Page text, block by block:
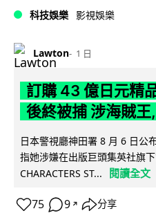
科技娛樂 影視娛樂
Lawton 1 日
訂購 43 億日元精
後終被捕 涉海賊
日本警視廳神田署 8 月 6 日公
指她涉嫌在出版巨頭集英社旗
CHARACTERS ST...
閱讀全文
75 9 ↗ 分享